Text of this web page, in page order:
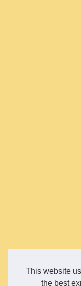
This website
the best